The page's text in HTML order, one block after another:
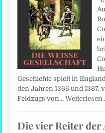
Geschichte spielt in
den Jahren 1366 und 1367,
Feldzugs von…Weiterlesen
Die vier Reiter der